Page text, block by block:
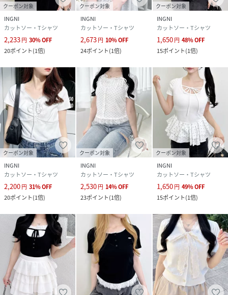
クーポン対象
INGNI
カットソー・Tシャツ
2,233円 30%OFF
20ポイント(1倍)
クーポン対象
INGNI
カットソー・Tシャツ
2,673円 10%OFF
24ポイント(1倍)
クーポン対象
INGNI
カットソー・Tシャツ
1,650円 48%OFF
15ポイント(1倍)
クーポン対象
INGNI
カットソー・Tシャツ
2,200円 31%OFF
20ポイント(1倍)
クーポン対象
INGNI
カットソー・Tシャツ
2,530円 14%OFF
23ポイント(1倍)
クーポン対象
INGNI
カットソー・Tシャツ
1,650円 49%OFF
15ポイント(1倍)